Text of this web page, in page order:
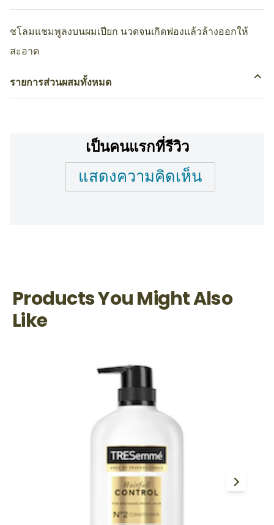
ชโลมแชมพูลงบนผมเปียก นวดจนเกิดฟองแล้วล้างออกให้
สะอาด
รายการส่วนผสมทั้งหมด
เป็นคนแรกที่รีวิว
แสดงความคิดเห็น
Products You Might Also
Like